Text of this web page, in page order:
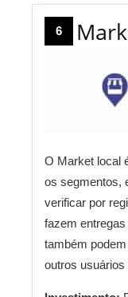
6
O Market local
os segmentos,
verificar por
fazem
também
outros